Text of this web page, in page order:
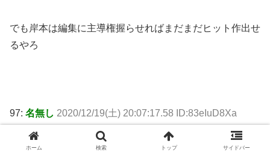
でも岸本は編集に主導権握らせればまだまだヒット作出せ
るやろ
97: 名無し 2020/12/19(土) 20:07:17.58 ID:83eIuD8Xa
>>88ホーム 検索 トップ サイドバー